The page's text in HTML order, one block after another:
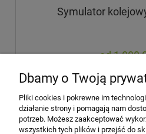
Symulator
1
do
Dbamy o Twoją
Pliki cookies i pokrewne im
działanie strony i pomagają nam
potrzeb. Możesz zaakceptować
wszystkich tych plików i przejść do